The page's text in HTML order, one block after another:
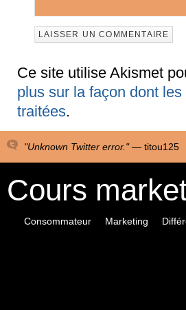
Ce site utilise Akismet
plus sur la façon dont
traitées.
"Unknown Twitter error." — titou125
Cours
Consommateur Marketing